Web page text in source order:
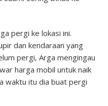
pergi ke lokasi ini.
dan kendaraan yang
pergi, Arga mengingau
harga mobil untuk naik
waktu itu dia buat pergi